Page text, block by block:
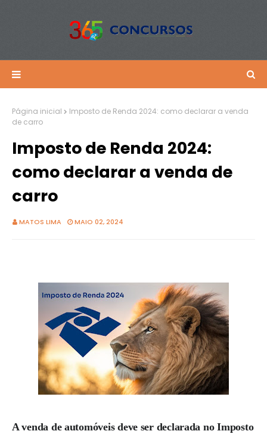
Página inicial
Imposto de Renda 2024: como declarar a venda
de carro
Imposto de Renda 2024:
como declarar a venda de
carro
MATOS LIMA MAIO 02, 2024
A venda de automóveis deve ser declarada no Imposto